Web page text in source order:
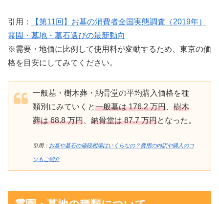
引用：
【第11回】お墓の消費者全国実態調査（2019年）
霊園・墓地・墓石選びの最新動向
※需要・地価に比例して使用料が変動するため、東京の価
格を目安にしてみてください。
一般墓・樹木葬・納骨堂の平均購入価格を種
類別にみていくと一般墓は 176.2 万円
樹木
葬は 68.8 万円
納骨堂は 87.7 万円となった。
引用： お墓や墓石の値段相場はいくらなの？費用の内訳や購入のコ
ツもご紹介